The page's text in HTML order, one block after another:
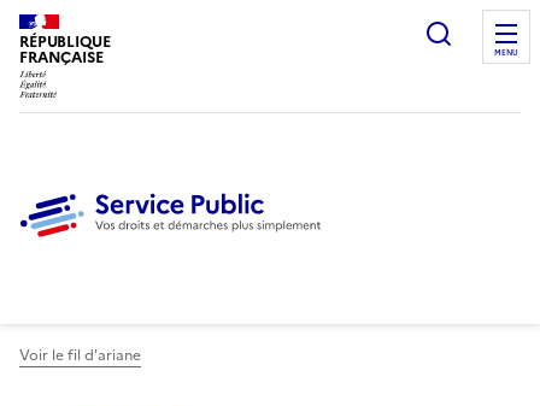
RÉPUBLIQUE
FRANÇAISE
Ouvrir
MENU
Voir le fil d'ariane